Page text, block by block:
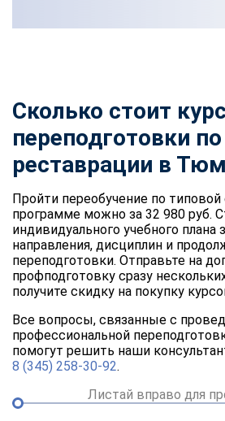
Сколько стоит курс
переподготовки по
реставрации в
Пройти переобучение по типовой
программе можно за 32 980 руб.
индивидуального учебного
направления, дисциплин и
переподготовки. Отправьте на
профподготовку сразу
получите скидку на покупку
Все вопросы, связанные с
профессиональной
помогут решить наши
8 (345) 258-30-92.
Листай вправо для